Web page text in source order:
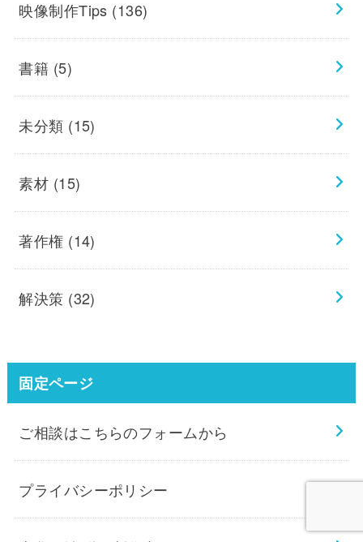
映像制作Tips (136)
書籍 (5)
未分類 (15)
素材 (15)
著作権 (14)
解決策 (32)
固定ページ
ご相談はこちらのフォームから
プライバシーポリシー